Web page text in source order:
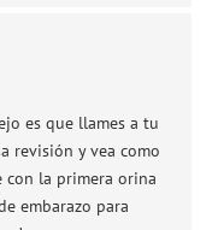
es que llames a tu
revisión y vea como
con la primera orina
embarazo para